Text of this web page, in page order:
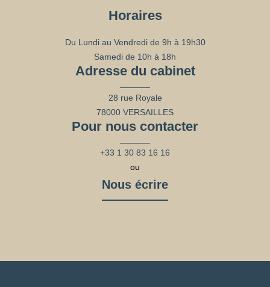
Horaires
Du Lundi au Vendredi de 9h à 19h30
Samedi de 10h à 18h
Adresse du cabinet
28 rue Royale
78000 VERSAILLES
Pour nous contacter
+33 1 30 83 16 16
ou
Nous écrire